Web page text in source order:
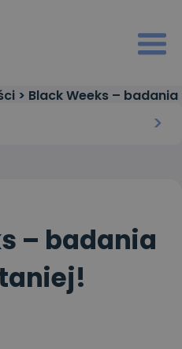
> Black Weeks – badania
– badania